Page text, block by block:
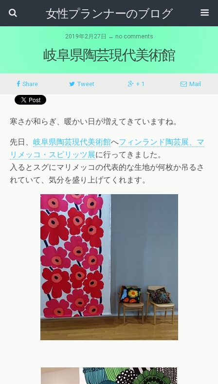
女性プランナーのブログ
2019年2月27日 ↔ no comments
岐阜県陶芸現代美術館
Share Tweet + 1 Mail
寒さが和らぎ、暖かい日が増えてきていますね。
先日、 岐阜県陶芸現代美術館へフィンランド陶芸展、マ
リメッコ・スピリッツ展に行ってきました。
入るとスグにマリメッコの代表的な生地が何枚か吊るさ
れていて、気分を盛り上げてくれます。